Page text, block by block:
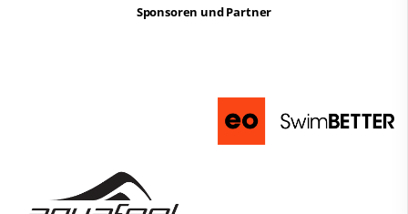
Sponsoren und Partner